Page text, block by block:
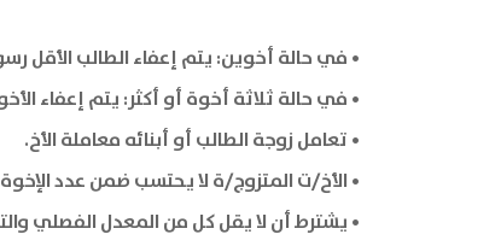
• في حالة أخوين: يتم إعفاء الطالب الأقل
• في حالة ثلاثة أخوة أو أكثر: يتم إعفاء الأخوة
• تعامل زوجة الطالب أو أبنائه معاملة الأخ.
• الأخ/ت المتزوج/ة لا يحتسب ضمن عدد الإخوة
• يشترط أن لا يقل كل من المعدل الفصلي والتراكمي عن 65% للطالب